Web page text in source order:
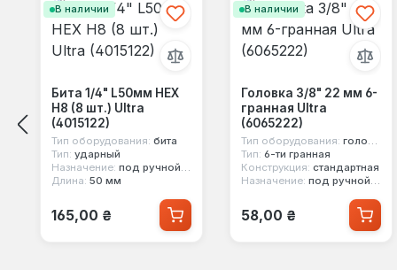
В наличии
Бита 1/4" L50мм HEX
Н8 (8 шт.) Ultra
(4015122)
Тип оборудования: бита
Тип: ударный
Назначение: под ручной инструмент, под шуруповерт
Длина: 50 мм
Обычная цена:
165,00 ₴
В наличии
Головка 3/8" 22 мм 6-
гранная Ultra
(6065222)
Тип оборудования: головка стандартная
Тип: 6-ти гранная
Конструкция: стандартная
Назначение: под ручной инструмент
Обычная цена:
58,00 ₴